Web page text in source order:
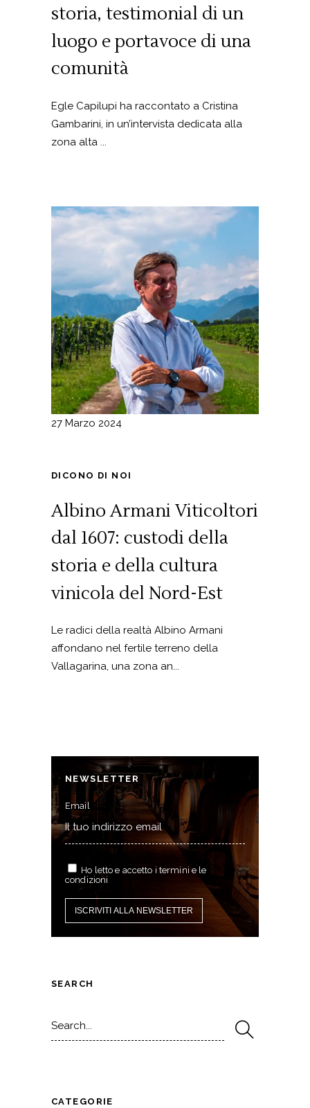
storia, testimonial di un
luogo e portavoce di una
comunità
Egle Capilupi ha raccontato a Cristina
Gambarini, in un’intervista dedicata alla
zona alta ...
27 Marzo 2024
DICONO DI NOI
Albino Armani Viticoltori
dal 1607: custodi della
storia e della cultura
vinicola del Nord-Est
Le radici della realtà Albino Armani
affondano nel fertile terreno della
Vallagarina, una zona an...
NEWSLETTER
Email
Ho letto e accetto i termini e le
condizioni
SEARCH
for:
CATEGORIE